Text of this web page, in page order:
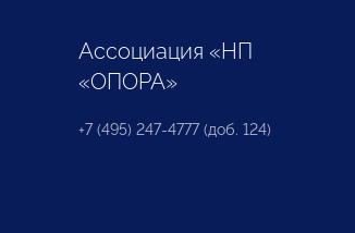
Ассоциация «НП
«ОПОРА»
+7 (495) 247-4777 (доб. 124)